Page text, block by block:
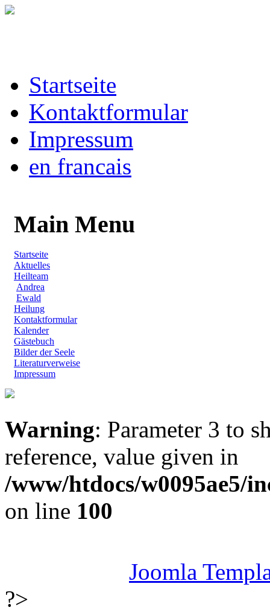
Startseite
Kontaktformular
Impressum
en francais
Main Menu
Startseite
Aktuelles
Heilteam
Andrea
Ewald
Heilung
Kontaktformular
Kalender
Gästebuch
Bilder der Seele
Literaturverweise
Impressum
Warning: Parameter 3 to
reference, value given in
/www/htdocs/w0095ae5/
on line 100
Joomla
?>